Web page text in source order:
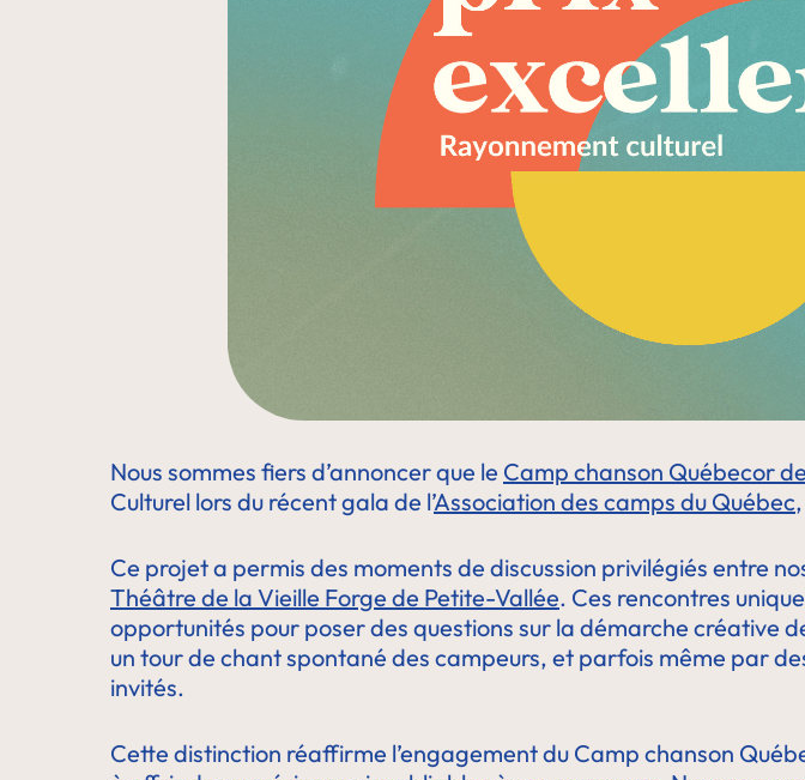
Nous sommes fiers d’annoncer que le Camp chanson Québecor
Culturel lors du récent gala de l’Association des camps du Québec
Ce projet a permis des moments de discussion privilégiés entre
Théâtre de la Vieille Forge de Petite-Vallée. Ces rencontres
opportunités pour poser des questions sur la démarche créative
un tour de chant spontané des campeurs, et parfois même par
invités.
Cette distinction réaffirme l’engagement du Camp chanson